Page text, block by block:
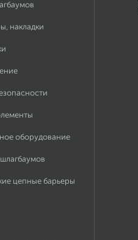
накладки
оборудование
цепные барьеры